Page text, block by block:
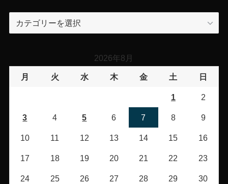
テ
ー
2026年8月
月 火 水 木 金 土 日
1 2
3 4 5 6 7 8 9
10 11 12 13 14 15 16
17 18 19 20 21 22 23
24 25 26 27 28 29 30